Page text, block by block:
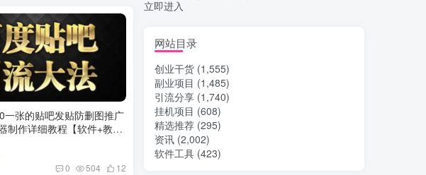
一张的贴吧发贴防删图推广
制作详细教程【软件+教
0 504 12
热门文章
TOP1
立即进入
网站目录
创业干货 (1,555)
副业项目 (1,485)
引流分享 (1,740)
挂机项目 (608)
精选推荐 (295)
资讯 (2,002)
软件工具 (423)